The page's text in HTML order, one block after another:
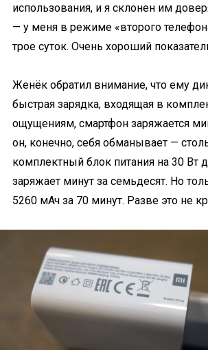
использования, и я склонен им
— у меня в режиме «второго
трое суток. Очень хороший
Женёк обратил внимание, что ему
быстрая зарядка, входящая в
ощущениям, смартфон заряжается
он, конечно, себя обманывает —
комплектный блок питания на 30 Вт
заряжает минут за семьдесят. Но
5260 мАч за 70 минут. Разве это не